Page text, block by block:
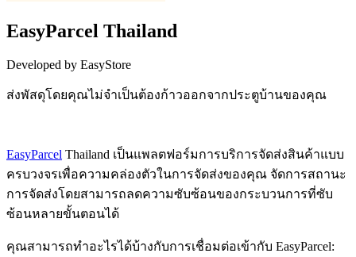
EasyParcel Thailand
Developed by EasyStore
ส่งพัสดุโดยคุณไม่จำเป็นต้องก้าวออกจากประตูบ้านของคุณ
EasyParcel Thailand เป็นแพลตฟอร์มการบริการจัดส่งสินค้าแบบ
ครบวงจรเพื่อความคล่องตัวในการจัดส่งของคุณ จัดการสถานะ
การจัดส่งโดยสามารถลดความซับซ้อนของกระบวนการที่ซับ
ซ้อนหลายขั้นตอนได้
คุณสามารถทำอะไรได้บ้างกับการเชื่อมต่อเข้ากับ EasyParcel: